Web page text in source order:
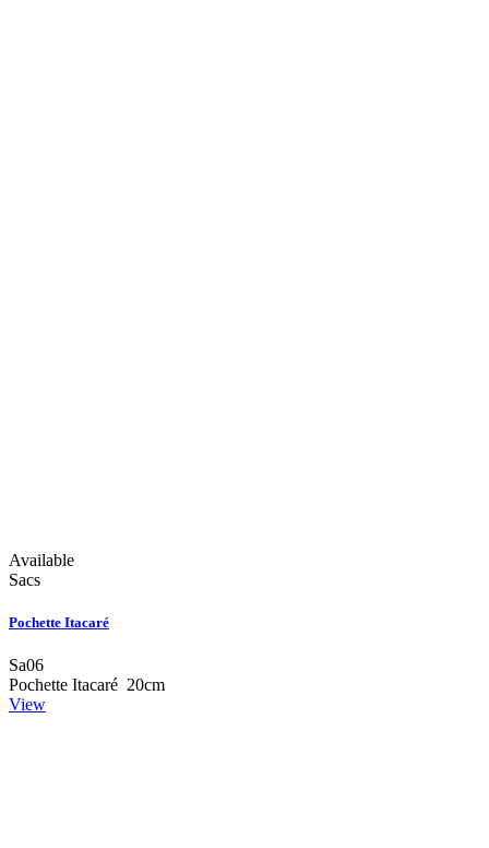
Available
Sacs
Pochette Itacaré
Sa06
Pochette Itacaré 20cm
View